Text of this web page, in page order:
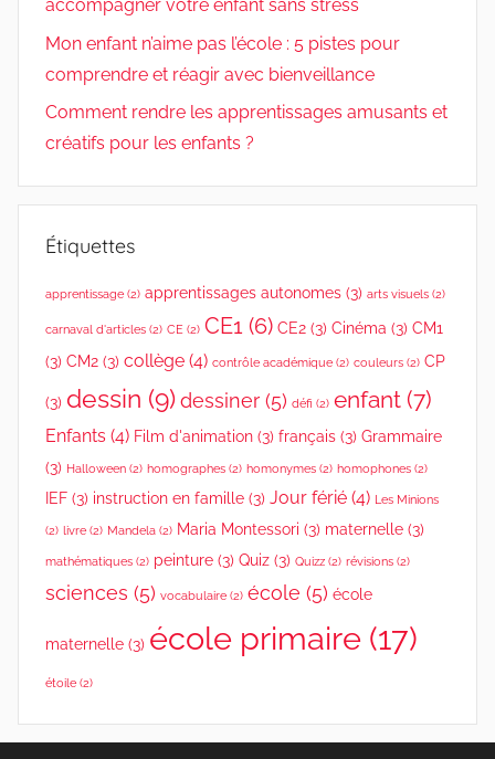
9
o
i
n
d
a
u
t
e
s
o
u
s
l
e
s
r
t
accompagner votre enfant sans stress
Mon enfant n’aime pas l’école : 5 pistes pour
comprendre et réagir avec bienveillance
Comment rendre les apprentissages amusants et
créatifs pour les enfants ?
Étiquettes
apprentissage (2) apprentissages autonomes (3) arts visuels (2)
carnaval d'articles (2) CE (2) CE1 (6) CE2 (3) Cinéma (3) CM1
(3) CM2 (3) collège (4) contrôle académique (2) couleurs (2) CP
(3) dessin (9)dessiner (5) défi (2) enfant (7)
Enfants (4) Film d'animation (3) français (3) Grammaire
(3) Halloween (2) homographes (2) homonymes (2) homophones (2)
IEF (3) instruction en famille (3) Jour férié (4) Les Minions
(2) livre (2) Mandela (2) Maria Montessori (3) maternelle (3)
mathématiques (2) peinture (3) Quiz (3) Quizz (2) révisions (2)
sciences (5) vocabulaire (2) école (5) école
maternelle (3) école primaire (17)
étoile (2)